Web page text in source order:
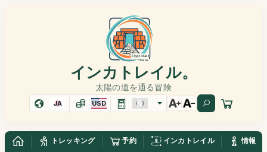
インカトレイル。
太陽の道を通る冒険
JA USD
トレッキング 予約 インカトレイル
情報